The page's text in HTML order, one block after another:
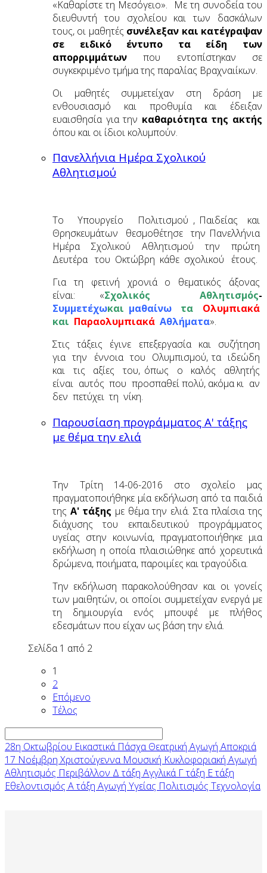
«Καθαρίστε τη Μεσόγειο». Με τη συνοδεία του
διευθυντή του σχολείου και των δασκάλων
τους, οι μαθητές συνέλεξαν και κατέγραψαν
σε ειδικό έντυπο τα είδη των
απορριμμάτωνπου εντοπίστηκαν σε
συγκεκριμένο τμήμα της παραλίας Βραχναιίκων.
Οι μαθητές συμμετείχαν στη δράση με
ενθουσιασμό και προθυμία και έδειξαν
ευαισθησία για την καθαριότητα της ακτής
όπου και οι ίδιοι κολυμπούν.
Πανελλήνια Ημέρα Σχολικού
Αθλητισμού
Το Υπουργείο Πολιτισμού , Παιδείας και
Θρησκευμάτων θεσμοθέτησε την Πανελλήνια
Ημέρα Σχολικού Αθλητισμού την πρώτη
Δευτέρα του Οκτώβρη κάθε σχολικού έτους.
Για τη φετινή χρονιά ο θεματικός άξονας
είναι: «Σχολικός Αθλητισμός-
Συμμετέχωκαι μαθαίνω τα
Ολυμπιακά
και Παραολυμπιακά Αθλήματα».
Στις τάξεις έγινε επεξεργασία και συζήτηση
για την έννοια του Ολυμπισμού, τα ιδεώδη
και τις αξίες του, όπως ο καλός αθλητής
είναι αυτός που προσπαθεί πολύ, ακόμα κι αν
δεν πετύχει τη νίκη.
Παρουσίαση προγράμματος Α' τάξης
με θέμα την ελιά
Την Τρίτη 14-06-2016 στο σχολείο μας
πραγματοποιήθηκε μία εκδήλωση από τα παιδιά
της Α' τάξης με θέμα την ελιά. Στα πλαίσια της
διάχυσης του εκπαιδευτικού προγράμματος
υγείας στην κοινωνία, πραγματοποιήθηκε μια
εκδήλωση η οποία πλαισιώθηκε από χορευτικά
δρώμενα, ποιήματα, παροιμίες και τραγούδια.
Την εκδήλωση παρακολούθησαν και οι γονείς
των μαιθητών, οι οποίοι συμμετείχαν ενεργά με
τη δημιουργία ενός μπουφέ με πλήθος
εδεσμάτων που είχαν ως βάση την ελιά.
Σελίδα 1 από 2
1
2
Επόμενο
Τέλος
28η Οκτωβρίου Εικαστικά ΠάσχαΘεατρική Αγωγή Αποκριά
17 Νοέμβρη Χριστούγεννα Μουσική Κυκλοφοριακή Αγωγή
Αθλητισμός Περιβάλλον Δ τάξη Αγγλικά Γ τάξη Ε τάξη
Εθελοντισμός Α τάξη Αγωγή Υγείας Πολιτισμός Τεχνολογία